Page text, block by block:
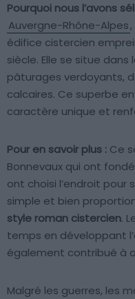
Pourquoi nous l’avons
Auvergne-Rhône-Alpes
édifice cistercien
siècle. Elle se situe dans
pâturages verdoyants,
calcaires. Ce superbe
caractère unique et
Pour en savoir plus : Ce
Bonnevaux qui ont
ont choisi l’endroit pour
simple et bien
style roman cistercien.
temps en développant
également contribué à
Malgré les guerres, les